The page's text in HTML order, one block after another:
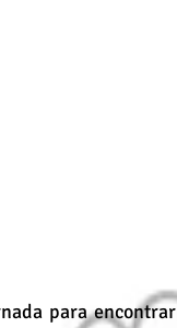
para encontrar